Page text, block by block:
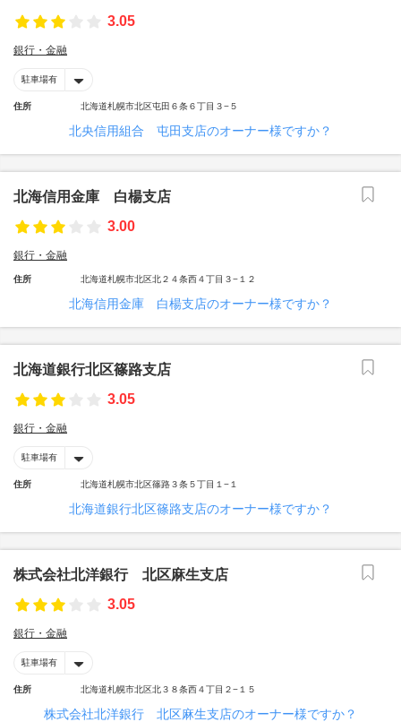
3.05
銀行・金融
駐車場有
住所 北海道札幌市北区屯田６条６丁目３−５
北央信用組合 屯田支店のオーナー様ですか？
北海信用金庫 白楊支店
3.00
銀行・金融
住所 北海道札幌市北区北２４条西４丁目３−１２
北海信用金庫 白楊支店のオーナー様ですか？
北海道銀行北区篠路支店
3.05
銀行・金融
駐車場有
住所 北海道札幌市北区篠路３条５丁目１−１
北海道銀行北区篠路支店のオーナー様ですか？
株式会社北洋銀行 北区麻生支店
3.05
銀行・金融
駐車場有
住所 北海道札幌市北区北３８条西４丁目２−１５
株式会社北洋銀行 北区麻生支店のオーナー様ですか？